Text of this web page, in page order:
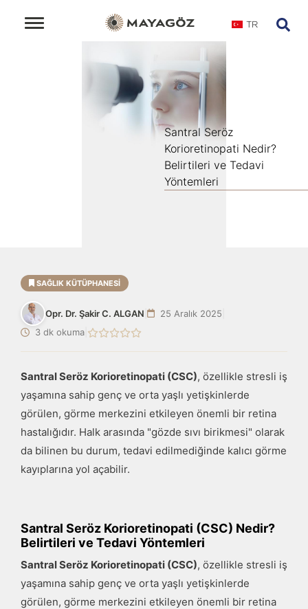
TR
Santral Seröz
Korioretinopati Nedir?
Belirtileri ve Tedavi
Yöntemleri
SAĞLIK KÜTÜPHANESI
Opr. Dr. Şakir C. ALGAN 25 Aralık 2025
3 dk okuma
Santral Seröz Korioretinopati (CSC), özellikle stresli iş
yaşamına sahip genç ve orta yaşlı yetişkinlerde
görülen, görme merkezini etkileyen önemli bir retina
hastalığıdır. Halk arasında "gözde sıvı birikmesi" olarak
da bilinen bu durum, tedavi edilmediğinde kalıcı görme
kayıplarına yol açabilir.
Santral Seröz Korioretinopati (CSC) Nedir?
Belirtileri ve Tedavi Yöntemleri
Santral Seröz Korioretinopati (CSC), özellikle stresli iş
yaşamına sahip genç ve orta yaşlı yetişkinlerde
görülen, görme merkezini etkileyen önemli bir retina